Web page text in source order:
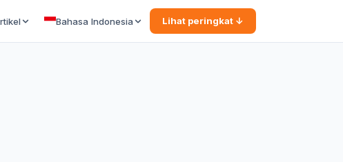
Bahasa Indonesia Lihat peringkat ↓